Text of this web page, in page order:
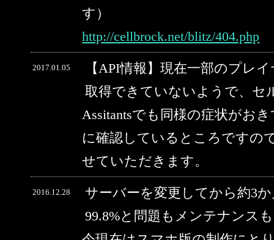
す）
http://cellbrock.net/blitz/404.php
2017.01.05
【API情報】現在一部のプレ
取得できていないようで、セ
Assitantsでも同様の症状がお
に確認しているところですの
せていただきます。
2016.12.28
サーバーを変更してから約3
99.8%と問題もメンテナンス